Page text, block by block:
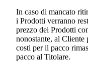
In caso di mancato
i Prodotti verranno
prezzo dei Prodotti
nonostante, al Cliente
costi per il pacco
pacco al Titolare.